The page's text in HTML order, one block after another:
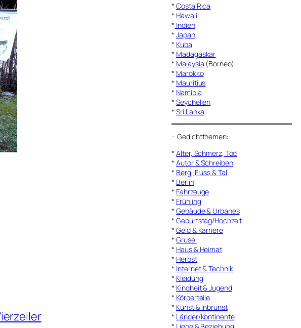
*Costa Rica
* Hawaii
* Indien
*Japan
* Kuba
* Madagaskar
* Malaysia (Borneo)
* Marokko
* Mauritius
* Namibia
*Seychellen
*Sri Lanka
–Gedichtthemen:
*Alter, Schmerz, Tod
*Autor & Schreiben
* Berg, Fluss & Tal
* Berlin
* Fahrzeuge
* Frühling
*Gebäude & Urbanes
*Geburtstag/Hochzeit
*Geld & Karriere
*Grusel
* Haus & Heimat
* Herbst
* Internet & Technik
* Kleidung
* Kindheit & Jugend
* Körperteile
* Kunst & Inbrunst
* Länder/Kontinente